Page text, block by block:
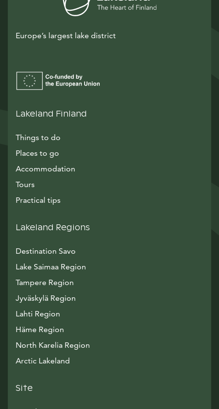
Europe’s largest lake district
Lakeland Finland
Things to do
Places to go
Accommodation
Tours
Practical tips
Lakeland Regions
Destination Savo
Lake Saimaa Region
Tampere Region
Jyväskylä Region
Lahti Region
Häme Region
North Karelia Region
Arctic Lakeland
Site